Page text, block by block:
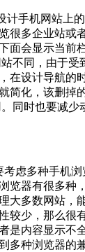
计手机网站上
很多企业站或
面会显示当前
不同，由于受
在设计导航的
简化，该删掉
同时也要减少
考虑多种手机
览器有很多种
大多数网站，
较少，那么很
是内容显示不
多种浏览器的